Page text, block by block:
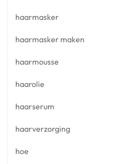
haarmasker
haarmasker maken
haarmousse
haarolie
haarserum
haarverzorging
hoe